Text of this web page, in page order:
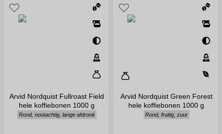
Arvid Nordquist Fullroast Field
hele koffiebonen 1000 g
Rond, nootachtig, lange afdronk
Arvid Nordquist Green Forest
hele koffiebonen 1000 g
Rond, fruitig, zuur